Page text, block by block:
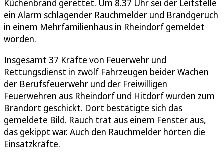
Küchenbrand gerettet. Um 8.37 Uhr sei der Leitstelle
ein Alarm schlagender Rauchmelder und Brandgeruch
in einem Mehrfamilienhaus in Rheindorf gemeldet
worden.
Insgesamt 37 Kräfte von Feuerwehr und
Rettungsdienst in zwölf Fahrzeugen beider Wachen
der Berufsfeuerwehr und der Freiwilligen
Feuerwehren aus Rheindorf und Hitdorf wurden zum
Brandort geschickt. Dort bestätigte sich das
gemeldete Bild. Rauch trat aus einem Fenster aus,
das gekippt war. Auch den Rauchmelder hörten die
Einsatzkräfte.